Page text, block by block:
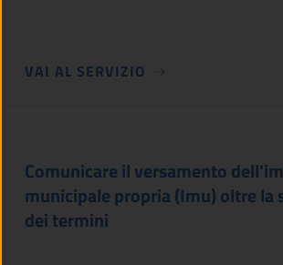
VAI AL SERVIZIO
Comunicare il versamento
municipale propria (Imu) oltre la
dei termini